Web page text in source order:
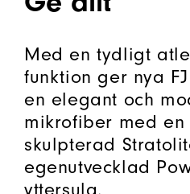
Med en tydligt
funktion ger nya
en elegant och
mikrofiber med en
skulpterad
egenutvecklad
yttersula.